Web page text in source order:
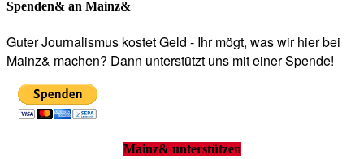
Spenden& an Mainz&
Guter Journalismus kostet Geld - Ihr mögt, was wir hier bei
Mainz& machen? Dann unterstützt uns mit einer Spende!
Mainz& unterstützen